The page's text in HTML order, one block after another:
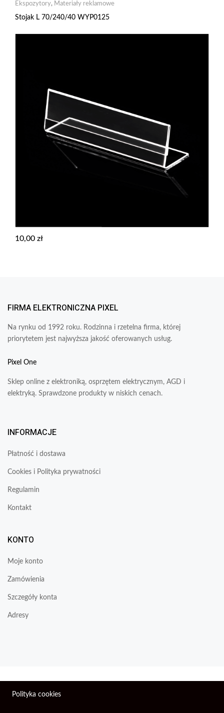
Ekspozytory, Materiały reklamowe
Stojak L 70/240/40 WYP0125
10,00 zł
FIRMA ELEKTRONICZNA PIXEL
Na rynku od 1992 roku. Rodzinna i rzetelna firma, której
priorytetem jest najwyższa jakość oferowanych usług.
Pixel One
Sklep online z elektroniką, osprzętem elektrycznym, AGD i
elektryką. Sprawdzone produkty w niskich cenach.
INFORMACJE
Płatność i dostawa
Cookies i Polityka prywatności
Regulamin
Kontakt
KONTO
Moje konto
Zamówienia
Szczegóły konta
Adresy
Wszelkie prawa zastrzeżone © 2026 | Firma Elektroniczna
Polityka cookies